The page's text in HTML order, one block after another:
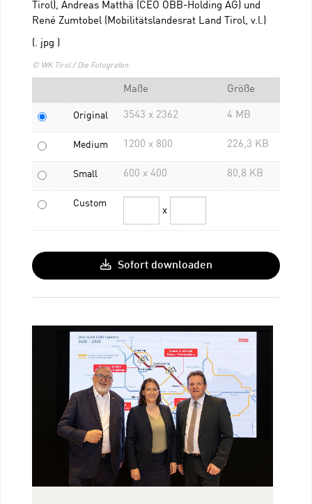
Tirol), Andreas Matthä (CEO ÖBB-Holding AG) und
René Zumtobel (Mobilitätslandesrat Land Tirol, v.l.)
(. jpg )
© WK Tirol / Die Fotografen
Maße Größe
Original 3543 x 2362 4 MB
Medium 1200 x 800 226,3 KB
Small 600 x 400 80,8 KB
Custom
x
Sofort downloaden